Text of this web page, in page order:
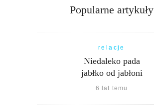
Popularne artykuły
relacje
Niedaleko pada
jabłko od jabłoni
6 lat temu